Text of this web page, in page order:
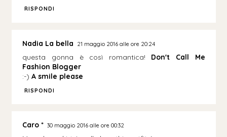
RISPONDI
Nadia La bella 21 maggio 2016 alle ore 20:24
questa gonna è così romantica! Don't Call Me
Fashion Blogger
:-)A smile please
RISPONDI
Caro * 30 maggio 2016 alle ore 00:32